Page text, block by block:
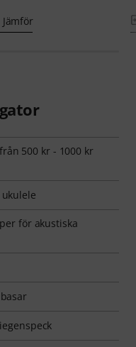
Jämför
500 kr - 1000 kr
för akustiska